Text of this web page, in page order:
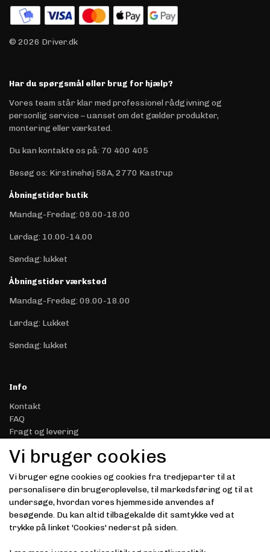
© 2026 Driver.dk
Har du spørgsmål eller brug for hjælp?
Vores team står klar med professionel rådgivning og
personlig service – uanset om det gælder produkter,
montering eller værksted.
Du kan kontakte os på: 70 400 405
Besøg os: Kirstinehøj 58A, 2770 Kastrup
Åbningstider butik
Mandag-Fredag: 09.00-18.00
Lørdag: 10.00-14.00
Søndag: lukket
Åbningstider værksted
Mandag-Fredag: 09.00-18.00
Lørdag: Lukket
Søndag: lukket
Info
Kontakt
FAQ
Fragt og levering
Handelsbetingelser
Datasikkerhed & Privatliv
Gavekort
Om Driver.dk
Kunde login
Modtag vores nyhedsbrev via e-mail
Vi bruger cookies
Vi bruger egne cookies og cookies fra tredjeparter til at
personalisere din brugeroplevelse, til markedsføring og til at
undersøge, hvordan vores hjemmeside anvendes af
besøgende. Du kan altid tilbagekalde dit samtykke ved at
trykke på linket 'Cookies' nederst på siden.